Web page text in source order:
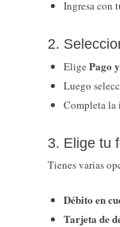
Ingresa con
2.
Elige Pago
Luego
Completa la
3. Elige tu
Tienes varias
Débito en
Tarjeta de